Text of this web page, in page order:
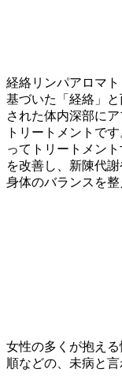
経絡リンパアロマ
基づいた「経絡」
された体内深部に
トリートメントで
ってトリートメン
を改善し、新陳代
身体のバランスを整
女性の多くが抱え
順などの、未病と